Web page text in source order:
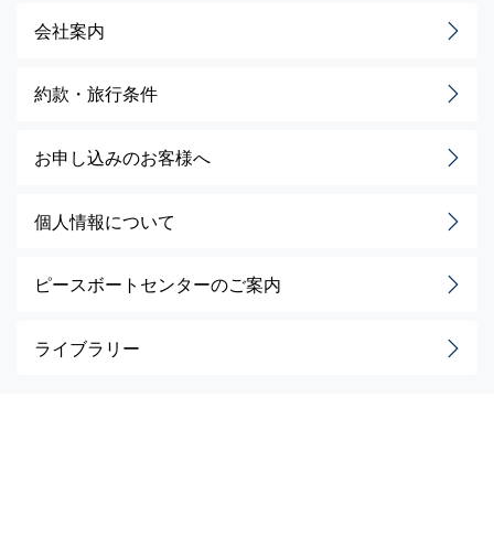
会社案内
約款・旅行条件
お申し込みのお客様へ
個人情報について
ピースボートセンターのご案内
ライブラリー